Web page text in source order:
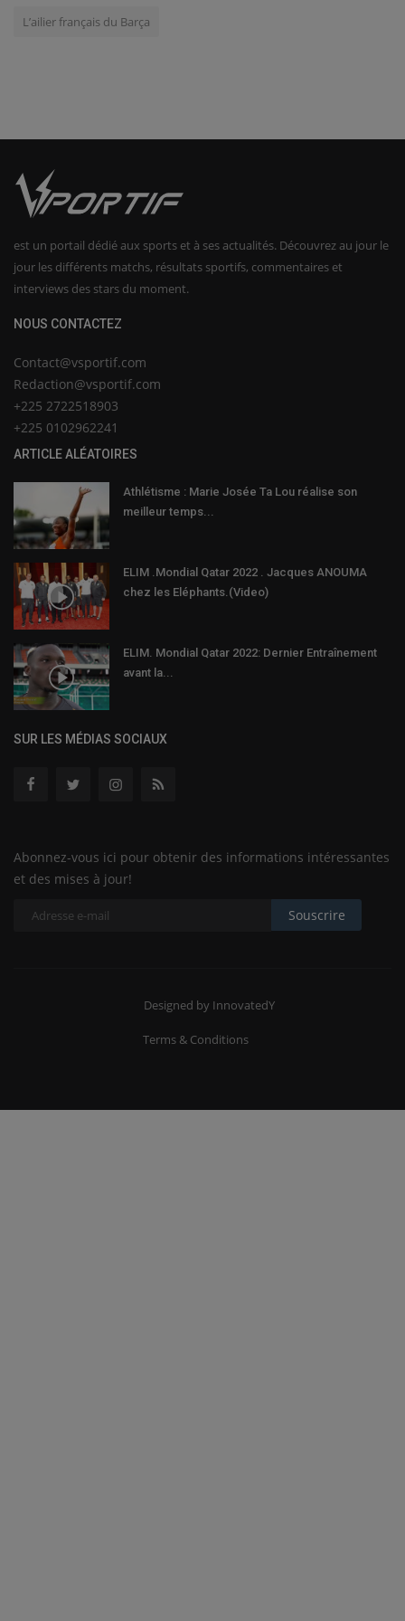
L’ailier français du Barça
est un portail dédié aux sports et à ses actualités. Découvrez au jour le
jour les différents matchs, résultats sportifs, commentaires et
interviews des stars du moment.
NOUS CONTACTEZ
Contact@vsportif.com
Redaction@vsportif.com
+225 2722518903
+225 0102962241
ARTICLE ALÉATOIRES
Athlétisme : Marie Josée Ta Lou réalise son
meilleur temps...
ELIM .Mondial Qatar 2022 . Jacques ANOUMA
chez les Eléphants.(Video)
ELIM. Mondial Qatar 2022: Dernier Entraînement
avant la...
SUR LES MÉDIAS SOCIAUX
Abonnez-vous ici pour obtenir des informations intéressantes
et des mises à jour!
Souscrire
Designed by InnovatedY
Terms & Conditions